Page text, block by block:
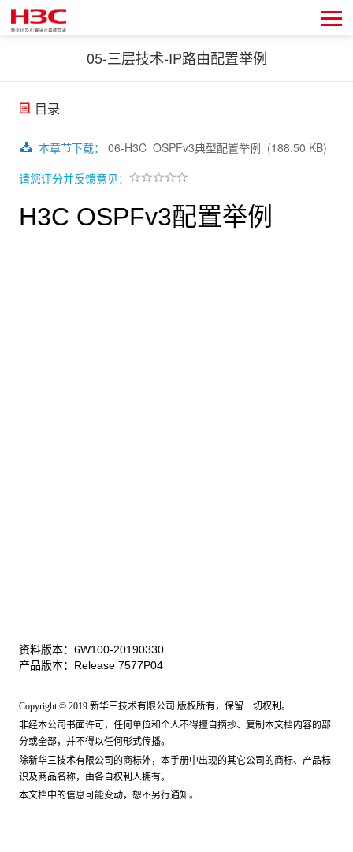
05-三层技术-IP路由配置举例
目录
本章节下载： 06-H3C_OSPFv3典型配置举例 (188.50 KB)
请您评分并反馈意见：
H3C OSPFv3配置举例
资料版本：6W100-20190330
产品版本：Release 7577P04
Copyright © 2019 新华三技术有限公司 版权所有，保留一切权利。
非经本公司书面许可，任何单位和个人不得擅自摘抄、复制本文档内容的部
分或全部，并不得以任何形式传播。
除新华三技术有限公司的商标外，本手册中出现的其它公司的商标、产品标
识及商品名称，由各自权利人拥有。
本文档中的信息可能变动，恕不另行通知。